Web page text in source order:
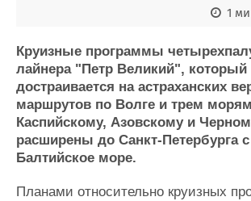
Пульс
Новости
Компании
Репутация
Работа
Крюинг
Журнал
Доска
Продажа флота
Оборудование
Изделия
Материалы
Услуги
1
Круизные программы
лайнера "Петр Великий", который
достраивается на астраханских
маршрутов по Волге и трем
Каспийскому, Азовскому и
расширены до Санкт-Петербурга
Балтийское море.
Планами относительно круизных